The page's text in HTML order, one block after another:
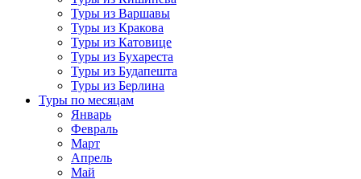
Туры из Варшавы
Туры из Кракова
Туры из Катовице
Туры из Бухареста
Туры из Будапешта
Туры из Берлина
Туры по месяцам
Январь
Февраль
Март
Апрель
Май